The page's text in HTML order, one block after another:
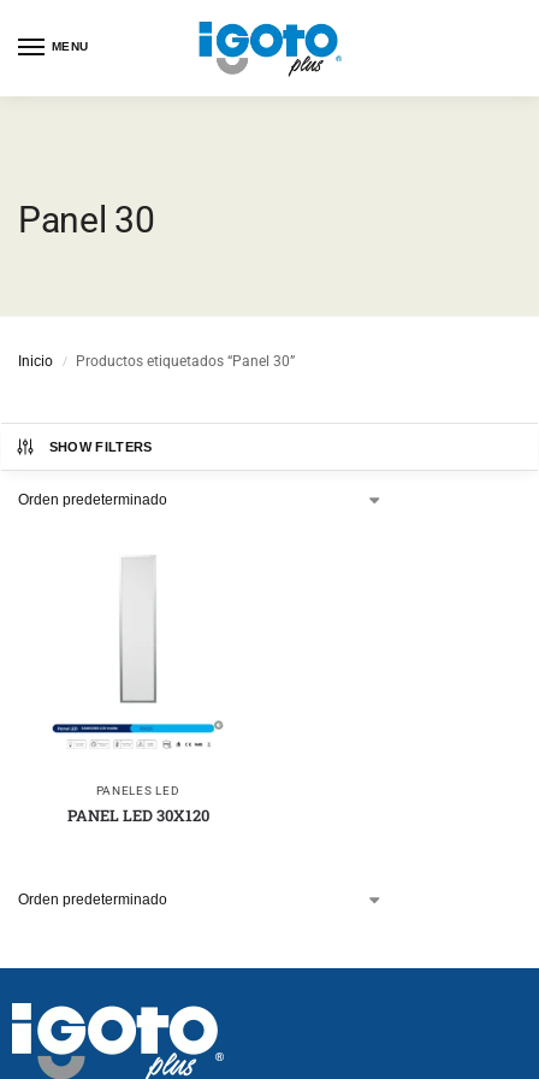
MENU
Panel 30
Inicio / Productos etiquetados “Panel 30”
SHOW FILTERS
PANELES LED
PANEL LED 30X120